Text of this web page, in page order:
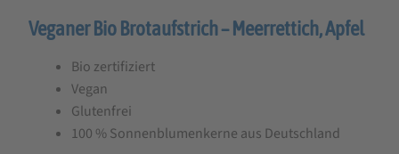
Zwergenwiese
Streich’s
drauf
Mepfel
Veganer Bio Brotaufstrich – Meerrettich, Apfel
Bio zertifiziert
Vegan
Glutenfrei
100 % Sonnenblumenkerne aus Deutschland